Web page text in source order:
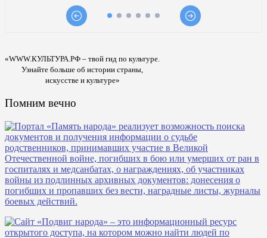
«WWW.КУЛЬТУРА.РФ – твой гид по культуре.
Узнайте больше об истории страны,
искусстве и культуре»
Помним вечно